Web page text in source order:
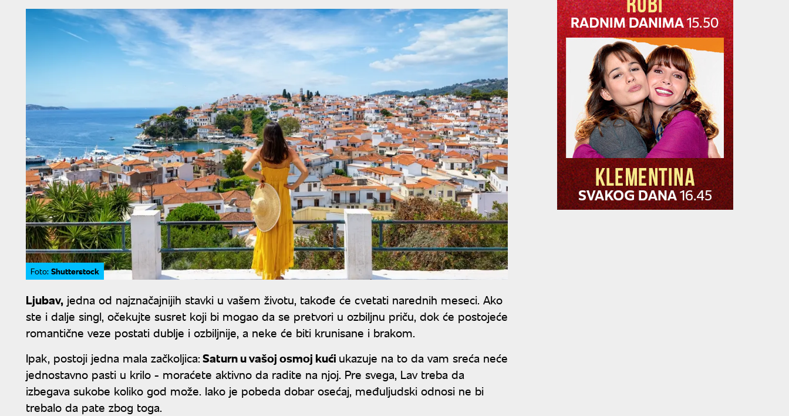
Foto: Shutterstock
Ljubav, jedna od najznačajnijih stavki u vašem životu, takođe će cvetati narednih meseci. Ako
ste i dalje singl, očekujte susret koji bi mogao da se pretvori u ozbiljnu priču, dok će postojeće
romantične veze postati dublje i ozbiljnije, a neke će biti krunisane i brakom.
Ipak, postoji jedna mala začkoljica:Saturn u vašoj osmoj kući ukazuje na to da vam sreća neće
jednostavno pasti u krilo - moraćete aktivno da radite na njoj. Pre svega, Lav treba da
izbegava sukobe koliko god može. Iako je pobeda dobar osećaj, međuljudski odnosi ne bi
trebalo da pate zbog toga.